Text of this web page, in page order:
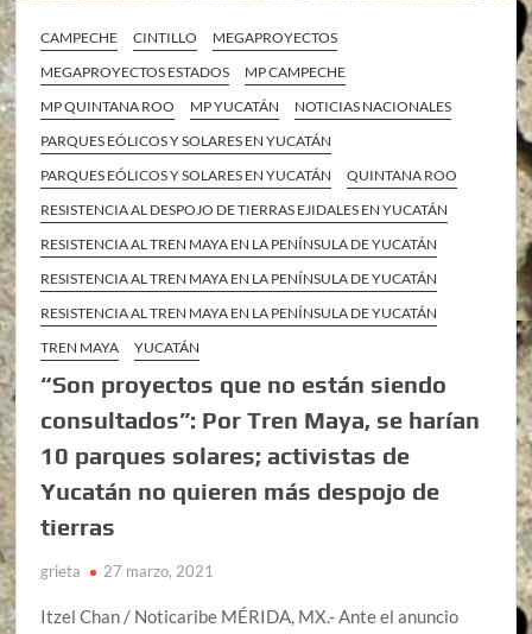
CAMPECHE CINTILLO
MEGAPROYECTOS
MEGAPROYECTOS ESTADOS
MP CAMPECHE
MP QUINTANA ROO
MP YUCATÁN
NOTICIAS NACIONALES
PARQUES EÓLICOS Y SOLARES EN YUCATÁN
PARQUES EÓLICOS Y SOLARES EN YUCATÁN
QUINTANA ROO
RESISTENCIA AL DESPOJO DE TIERRAS EJIDALES EN YUCATÁN
RESISTENCIA AL TREN MAYA EN LA PENÍNSULA DE YUCATÁN
RESISTENCIA AL TREN MAYA EN LA PENÍNSULA DE YUCATÁN
RESISTENCIA AL TREN MAYA EN LA PENÍNSULA DE YUCATÁN
TREN MAYA
YUCATÁN
“Son proyectos que no están siendo
consultados”: Por Tren Maya, se harían
10 parques solares; activistas de
Yucatán no quieren más despojo de
tierras
grieta 27 marzo, 2021
Itzel Chan / Noticaribe MÉRIDA, MX.- Ante el anuncio